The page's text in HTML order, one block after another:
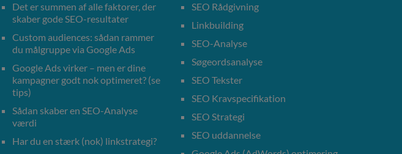
Det er summen af alle faktorer, der
skaber gode SEO-resultater
Custom audiences: sådan rammer
du målgruppe via Google Ads
Google Ads virker – men er dine
kampagner godt nok optimeret? (se
tips)
Sådan skaber en SEO-Analyse
værdi
Har du en stærk (nok) linkstrategi?
SEO Rådgivning
Linkbuilding
SEO-Analyse
Søgeordsanalyse
SEO Tekster
SEO Kravspecifikation
SEO Strategi
SEO uddannelse